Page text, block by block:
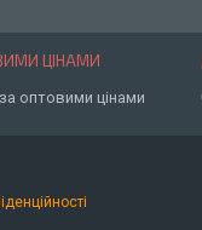
ЦІНАМИ
оптовими цінами